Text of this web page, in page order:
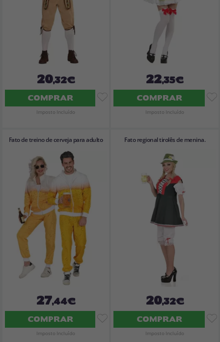
20,32€
COMPRAR
Imposto Incluído
22,35€
COMPRAR
Imposto Incluído
Fato de treino de cerveja para adulto
27,44€
COMPRAR
Imposto Incluído
Fato regional tirolês de menina.
20,32€
COMPRAR
Imposto Incluído